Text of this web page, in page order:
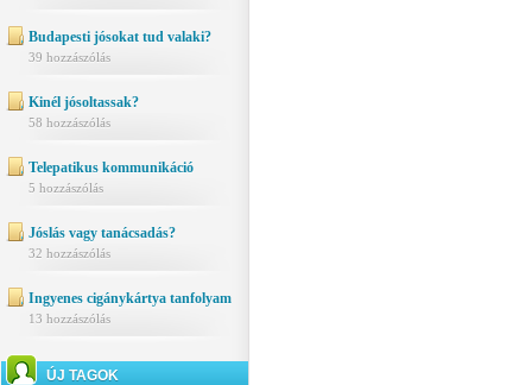
Budapesti jósokat tud valaki?
39 hozzászólás
Kinél jósoltassak?
58 hozzászólás
Telepatikus kommunikáció
5 hozzászólás
Jóslás vagy tanácsadás?
32 hozzászólás
Ingyenes cigánykártya tanfolyam
13 hozzászólás
ÚJ TAGOK